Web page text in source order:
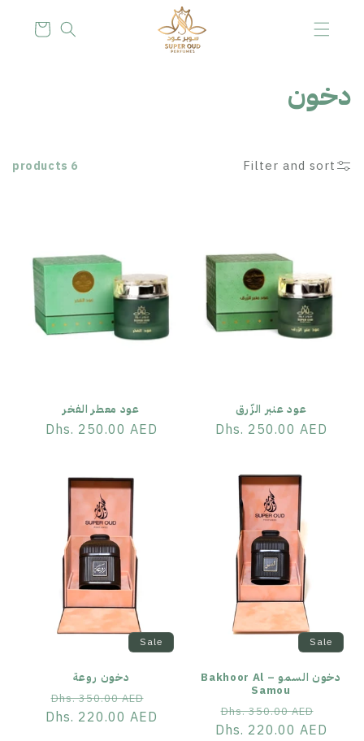
content
Cart
C
l
دخون
Filter and sort
6 products
عود عنبر الزّرق
Regular
Dhs. 250.00 AED
عود معطر الفخر
Regular
Dhs. 250.00 AED
Sale
دخون السمو – Bakhoor Al
Samou
Regular
price
Dhs. 350.00 AED
Sale
priceDhs. 220.00 AED
Sale
دخون روعة
Regular
price
Dhs. 350.00 AED
Sale
priceDhs. 220.00 AED